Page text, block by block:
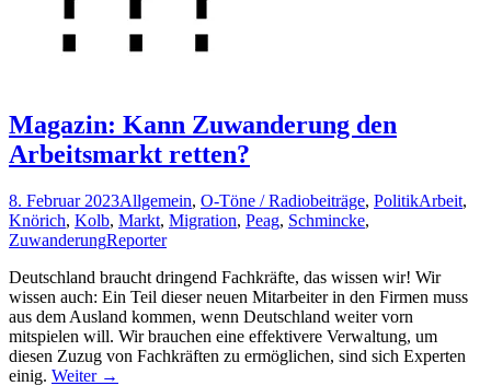
Magazin: Kann Zuwanderung den
Arbeitsmarkt retten?
8. Februar 2023Allgemein, O-Töne / Radiobeiträge, PolitikArbeit,
Knörich, Kolb, Markt, Migration, Peag, Schmincke,
ZuwanderungReporter
Deutschland braucht dringend Fachkräfte, das wissen wir! Wir
wissen auch: Ein Teil dieser neuen Mitarbeiter in den Firmen muss
aus dem Ausland kommen, wenn Deutschland weiter vorn
mitspielen will. Wir brauchen eine effektivere Verwaltung, um
diesen Zuzug von Fachkräften zu ermöglichen, sind sich Experten
einig. Weiter →